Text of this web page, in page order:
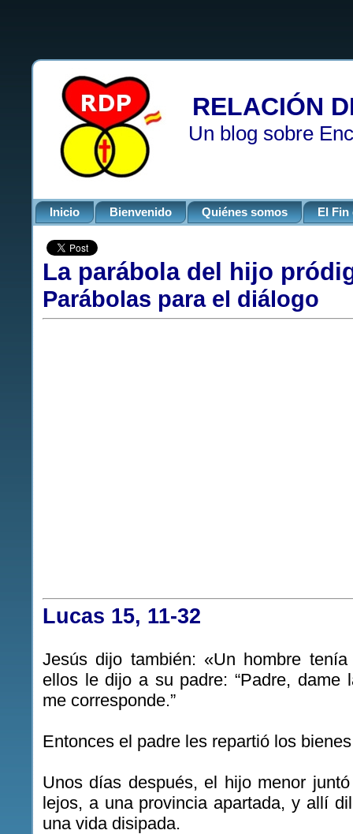
RELACIÓN
Un blog sobre
Inicio Bienvenido Quiénes somos El Fin
La parábola del hijo
Parábolas para el diálogo
Lucas 15, 11-32
Jesús dijo también: «Un hombre
ellos le dijo a su padre: “Padre, dame
me corresponde.”
Entonces el padre les repartió los
Unos días después, el hijo menor
lejos, a una provincia apartada, y allí
una vida disipada.